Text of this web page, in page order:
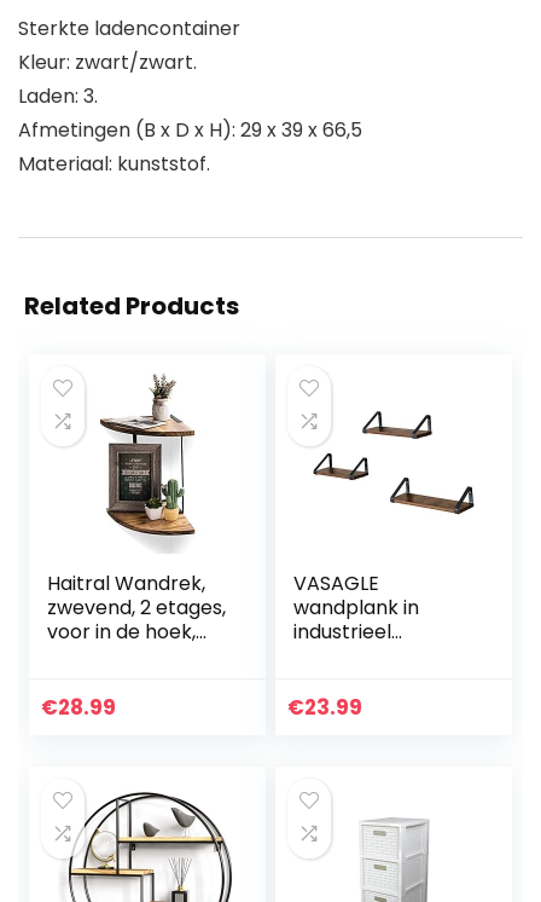
Sterkte ladencontainer
Kleur: zwart/zwart.
Laden: 3.
Afmetingen (B x D x H): 29 x 39 x 66,5
Materiaal: kunststof.
Related Products
Haitral Wandrek,
zwevend, 2 etages,
voor in de hoek,
slaapkamer
€28.99
VASAGLE
wandplank in
industrieel
set van 3,
voor…
€23.99